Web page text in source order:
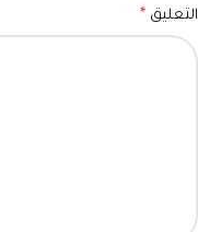
التعليق *